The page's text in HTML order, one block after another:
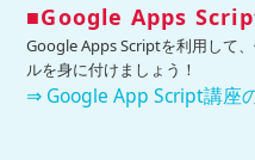
■Google Apps
Google Apps Scriptを利用して
ルを身に付けましょう！
⇒ Google App Script講座